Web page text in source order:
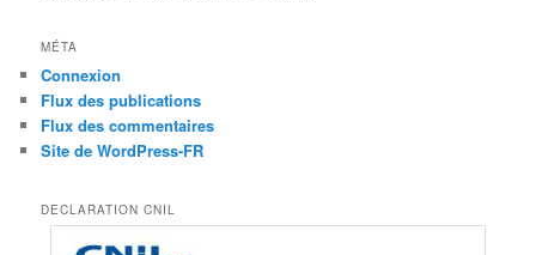
MÉTA
Connexion
Flux des publications
Flux des commentaires
Site de WordPress-FR
DECLARATION CNIL